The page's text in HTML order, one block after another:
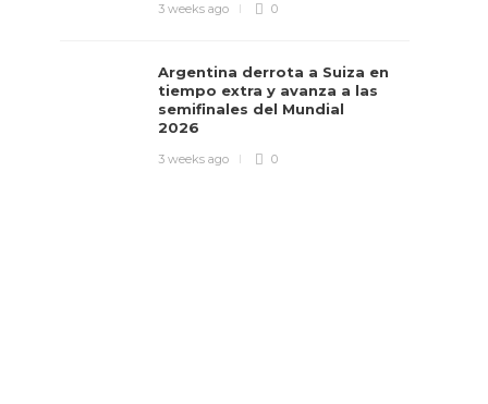
3 weeks ago 0
Argentina derrota a Suiza en
tiempo extra y avanza a las
semifinales del Mundial
2026
3 weeks ago 0